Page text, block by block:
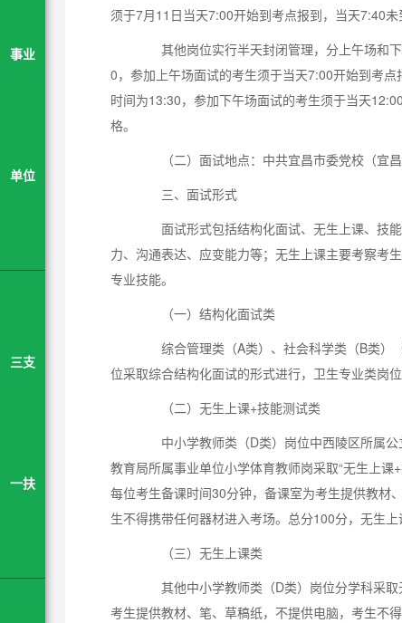
事业
单位
三支
一扶
须于7月11日当天7:00开始到考点报到，当天7:40未
其他岗位实行半天封闭管理，分上午场和下
0，参加上午场面试的考生须于当天7:00开始到考
时间为13:30，参加下午场面试的考生须于当天
格。
（二）面试地点：中共宜昌市委党校（宜昌
三、面试形式
面试形式包括结构化面试、无生上课、技能
力、沟通表达、应变能力等；无生上课主要考察考
专业技能。
（一）结构化面试类
综合管理类（A类）、社会科学类（B类）
位采取综合结构化面试的形式进行，卫生专业类岗
（二）无生上课+技能测试类
中小学教师类（D类）岗位中西陵区所属公
教育局所属事业单位小学体育教师岗采取“无生上
每位考生备课时间30分钟，备课室为考生提供教材
生不得携带任何器材进入考场。总分100分，无生上
（三）无生上课类
其他中小学教师类（D类）岗位分学科采取
考生提供教材、笔、草稿纸，不提供电脑，考生不